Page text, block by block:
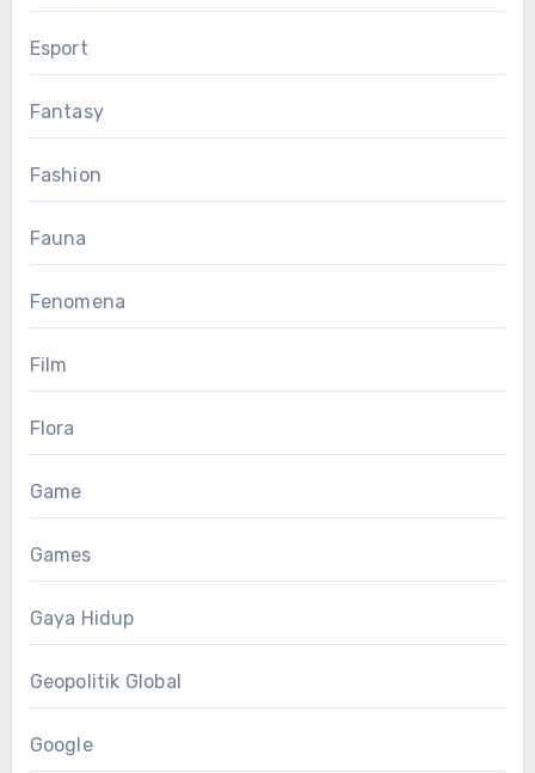
Esport
Fantasy
Fashion
Fauna
Fenomena
Film
Flora
Game
Games
Gaya Hidup
Geopolitik Global
Google